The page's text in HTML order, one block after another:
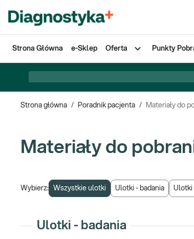
Strona Główna e-Sklep Oferta Punkty
Strona główna / Poradnik pacjenta / Materiały do
Materiały do
Wybierz: Wszystkie ulotki Ulotki - badania Ulotki
Ulotki - badania